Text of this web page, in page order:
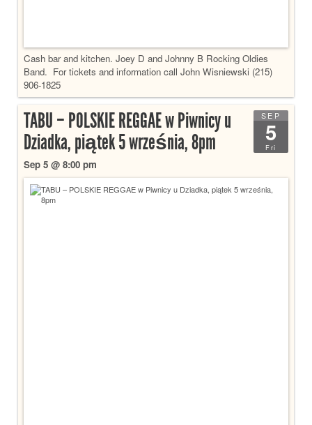
Cash bar and kitchen. Joey D and Johnny B Rocking Oldies
Band. For tickets and information call John Wisniewski (215)
906-1825
SEP
5
Fri
TABU – POLSKIE REGGAE w Piwnicy u
Dziadka, piątek 5 września, 8pm
Sep 5 @ 8:00 pm